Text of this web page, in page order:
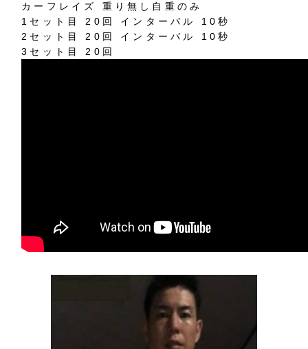
カーフレイズ 重り無し自重のみ
1セット目 20回 インターバル 10秒
2セット目 20回 インターバル 10秒
3セット目 20回